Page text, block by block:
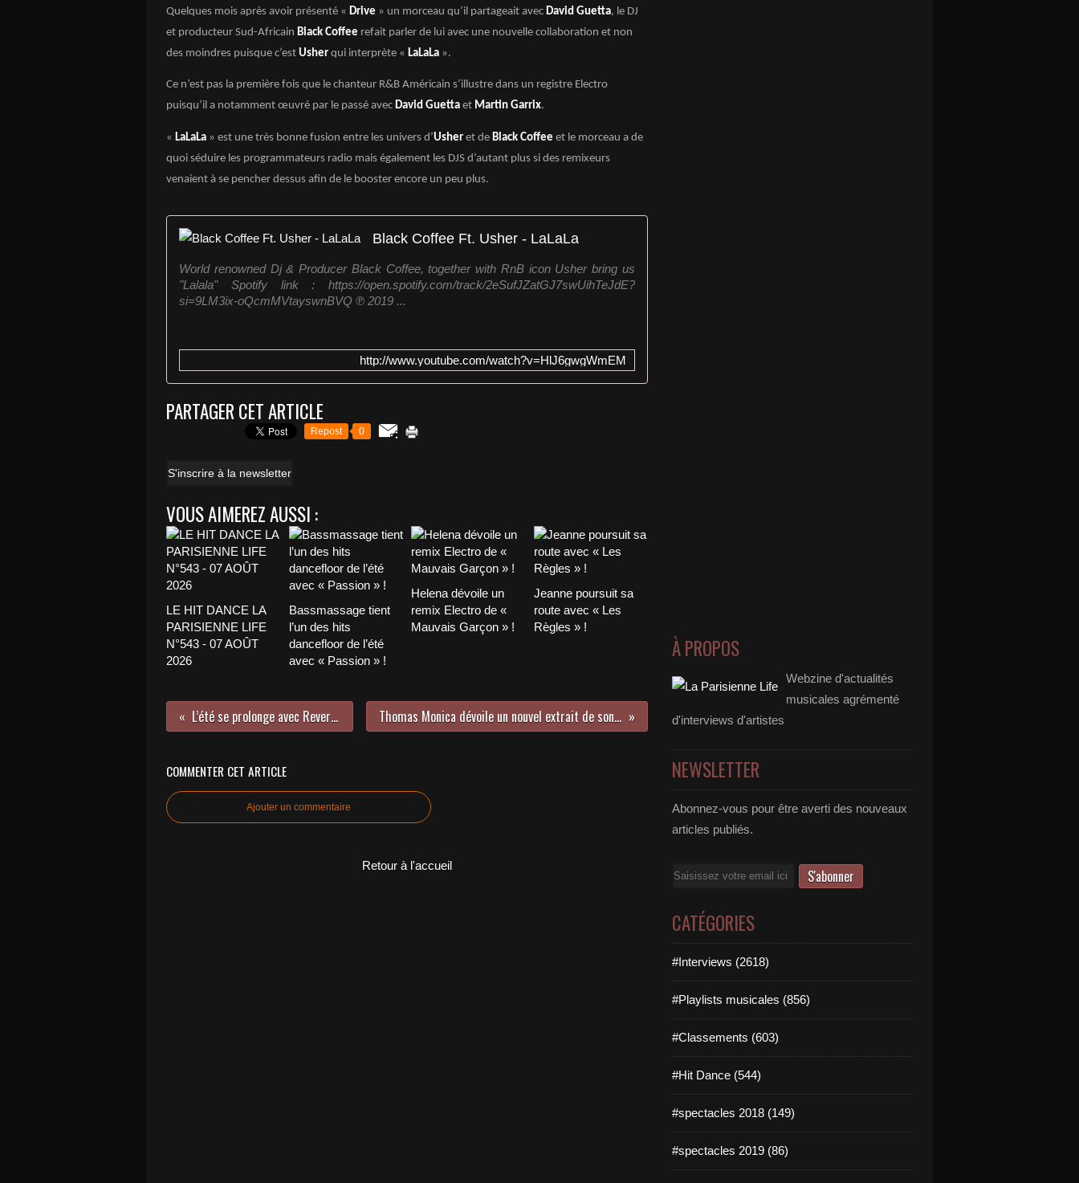
Quelques mois après avoir présenté « Drive » un morceau qu’il partageait avec David Guetta, le DJ
et producteur Sud-Africain Black Coffee refait parler de lui avec une nouvelle collaboration et non
des moindres puisque c’est Usher qui interprète « LaLaLa ».
Ce n’est pas la première fois que le chanteur R&B Américain s’illustre dans un registre Electro
puisqu’il a notamment œuvré par le passé avec David Guetta et Martin Garrix.
« LaLaLa » est une très bonne fusion entre les univers d’Usher et de Black Coffee et le morceau a de
quoi séduire les programmateurs radio mais également les DJS d’autant plus si des remixeurs
venaient à se pencher dessus afin de le booster encore un peu plus.
Black Coffee Ft. Usher - LaLaLa
World renowned Dj & Producer Black Coffee, together with RnB icon Usher bring us
"Lalala" Spotify link : https://open.spotify.com/track/2eSufJZatGJ7swUihTeJdE?
si=9LM3ix-oQcmMVtayswnBVQ ℗ 2019 ...
http://www.youtube.com/watch?v=HlJ6gwgWmEM
PARTAGER CET ARTICLE
Repost 0
S'inscrire à la newsletter
VOUS AIMEREZ AUSSI :
LE HIT DANCE LA
PARISIENNE LIFE
N°543 - 07 AOÛT
2026
Bassmassage tient
l’un des hits
dancefloor de l’été
avec « Passion » !
Helena dévoile un
remix Electro de «
Mauvais Garçon » !
Jeanne poursuit sa
route avec « Les
Règles » !
L’été se prolonge avec Revers Gagnant ! Thomas Monica dévoile un nouvel extrait de son premier album !
COMMENTER CET ARTICLE
Ajouter un commentaire
Retour à l'accueil
À PROPOS
Webzine d'actualités
musicales agrémenté
d'interviews d'artistes
NEWSLETTER
Abonnez-vous pour être averti des nouveaux
articles publiés.
Email
CATÉGORIES
#Interviews (2618)
#Playlists musicales (856)
#Classements (603)
#Hit Dance (544)
#spectacles 2018 (149)
#spectacles 2019 (86)